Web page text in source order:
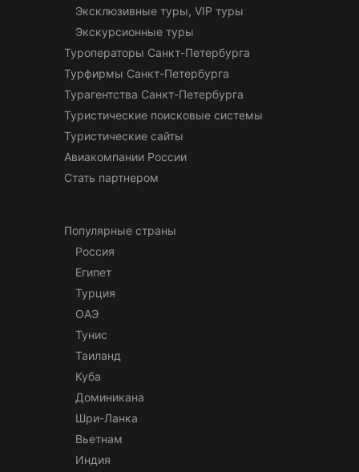
Эксклюзивные туры, VIP туры
Экскурсионные туры
Туроператоры Санкт-Петербурга
Турфирмы Санкт-Петербурга
Турагентства Санкт-Петербурга
Туристические поисковые системы
Туристические сайты
Авиакомпании России
Стать партнером
Популярные страны
Россия
Египет
Турция
ОАЭ
Тунис
Таиланд
Куба
Доминикана
Шри-Ланка
Вьетнам
Индия